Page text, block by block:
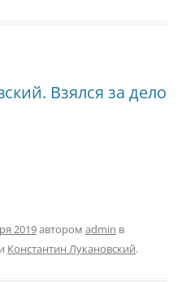
Взялся за дело
2019автором admin в
Константин Лукановский.